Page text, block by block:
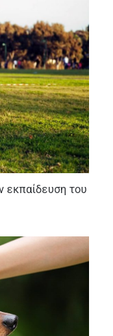
εκπαίδευση του